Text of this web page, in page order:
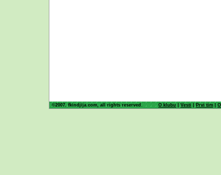
©2007. fkindjija.com, all rights reserved. O klubu |Vesti | Prvi tim |